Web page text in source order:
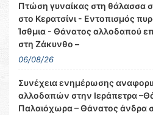
Πτώση γυναίκας στη θάλασσα
στο Κερατσίνι - Εντοπισμός
Ίσθμια - Θάνατος αλλοδαπού
στη Ζάκυνθο –
06/08/26
Συνέχεια ενημέρωσης
αλλοδαπών στην Ιεράπετρα
Παλαιόχωρα – Θάνατος άνδρα